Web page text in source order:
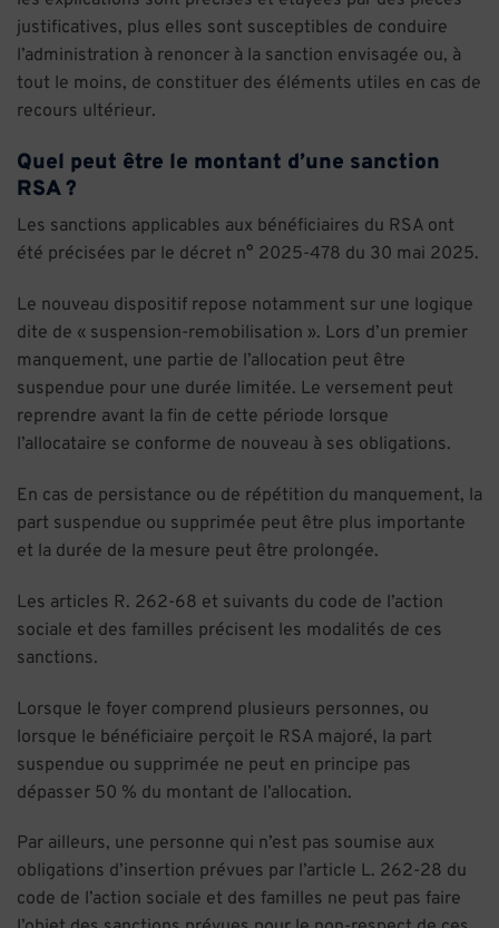
justificatives, plus elles sont susceptibles de conduire
l’administration à renoncer à la sanction envisagée ou, à
tout le moins, de constituer des éléments utiles en cas de
recours ultérieur.
Quel peut être le montant d’une sanction
RSA ?
Les sanctions applicables aux bénéficiaires du RSA ont
été précisées par le décret n° 2025-478 du 30 mai 2025.
Le nouveau dispositif repose notamment sur une logique
dite de « suspension-remobilisation ». Lors d’un premier
manquement, une partie de l’allocation peut être
suspendue pour une durée limitée. Le versement peut
reprendre avant la fin de cette période lorsque
l’allocataire se conforme de nouveau à ses obligations.
En cas de persistance ou de répétition du manquement, la
part suspendue ou supprimée peut être plus importante
et la durée de la mesure peut être prolongée.
Les articles R. 262-68 et suivants du code de l’action
sociale et des familles précisent les modalités de ces
sanctions.
Lorsque le foyer comprend plusieurs personnes, ou
lorsque le bénéficiaire perçoit le RSA majoré, la part
suspendue ou supprimée ne peut en principe pas
dépasser 50 % du montant de l’allocation.
Par ailleurs, une personne qui n’est pas soumise aux
obligations d’insertion prévues par l’article L. 262-28 du
code de l’action sociale et des familles ne peut pas faire